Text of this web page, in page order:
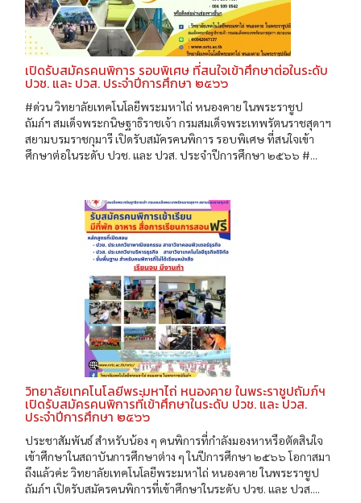
เปิดรับสมัครคนพิการ รอบพิเศษ ที่สนใจเข้าศึกษาต่อในระดับ
ปวช. และ ปวส. ประจำปีการศึกษา ๒๕๖๖
#ด่วน วิทยาลัยเทคโนโลยีพระมหาไถ่ หนองคาย ในพระราชูป
ถัมภ์ฯ สมเด็จพระกนิษฐาธิราชเจ้า กรมสมเด็จพระเทพรัตนราชสุดาฯ
สยามบรมราชกุมารี เปิดรับสมัครคนพิการ รอบพิเศษ ที่สนใจเข้า
ศึกษาต่อในระดับ ปวช. และ ปวส. ประจำปีการศึกษา ๒๕๖๖ #...
วิทยาลัยเทคโนโลยีพระมหาไถ่ หนองคาย ในพระราชูปถัมภ์ฯ
เปิดรับสมัครคนพิการที่เข้าศึกษาในระดับ ปวช. และ ปวส.
ประจำปีการศึกษา ๒๕๖๖
ประชาสัมพันธ์ สำหรับน้อง ๆ คนพิการที่กำลังมองหาหรือตัดสินใจ
เข้าศึกษาในสถาบันการศึกษาต่าง ๆ ในปีการศึกษา ๒๕๖๖ โอกาสมา
ถึงแล้วค่ะ วิทยาลัยเทคโนโลยีพระมหาไถ่ หนองคาย ในพระราชูป
ถัมภ์ฯ เปิดรับสมัครคนพิการที่เข้าศึกษาในระดับ ปวช. และ ปวส....